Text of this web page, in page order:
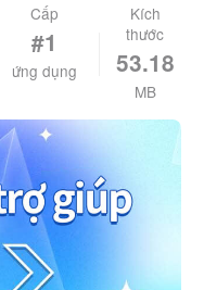
Cấp
#1
ứng dụng
Kích
thước
53.18
MB